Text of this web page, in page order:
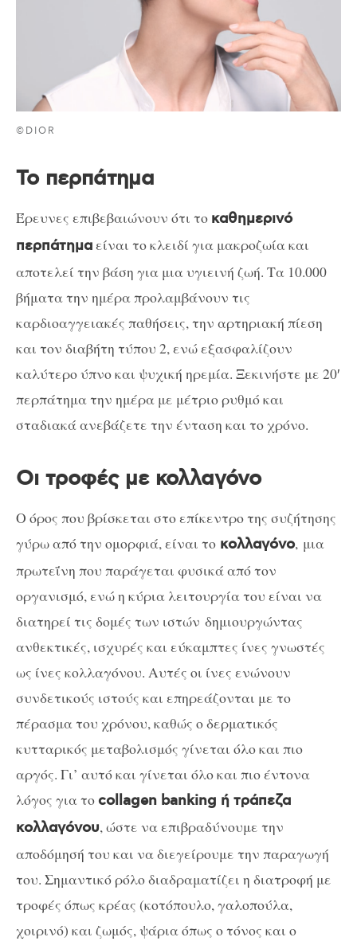
©DIOR
Το περπάτημα
Έρευνες επιβεβαιώνουν ότι το καθημερινό
περπάτημαείναι το κλειδί για μακροζωία και
αποτελεί την βάση για μια υγιεινή ζωή. Τα 10.000
βήματα την ημέρα προλαμβάνουν τις
καρδιοαγγειακές παθήσεις, την αρτηριακή πίεση
και τον διαβήτη τύπου 2, ενώ εξασφαλίζουν
καλύτερο ύπνο και ψυχική ηρεμία. Ξεκινήστε με 20′
περπάτημα την ημέρα με μέτριο ρυθμό και
σταδιακά ανεβάζετε την ένταση και το χρόνο.
Οι τροφές με κολλαγόνο
Ο όρος που βρίσκεται στο επίκεντρο της συζήτησης
γύρω από την ομορφιά, είναι το κολλαγόνο, μια
πρωτεΐνη που παράγεται φυσικά από τον
οργανισμό, ενώ η κύρια λειτουργία του είναι να
διατηρεί τις δομές των ιστών δημιουργώντας
ανθεκτικές, ισχυρές και εύκαμπτες ίνες γνωστές
ως ίνες κολλαγόνου. Αυτές οι ίνες ενώνουν
συνδετικούς ιστούς και επηρεάζονται με το
πέρασμα του χρόνου, καθώς ο δερματικός
κυτταρικός μεταβολισμός γίνεται όλο και πιο
αργός. Γι’ αυτό και γίνεται όλο και πιο έντονα
λόγος για τοcollagen banking ή τράπεζα
κολλαγόνου, ώστε να επιβραδύνουμε την
αποδόμησή του και να διεγείρουμε την παραγωγή
του. Σημαντικό ρόλο διαδραματίζει η διατροφή με
τροφές όπως κρέας (κοτόπουλο, γαλοπούλα,
χοιρινό) και ζωμός, ψάρια όπως ο τόνος και ο